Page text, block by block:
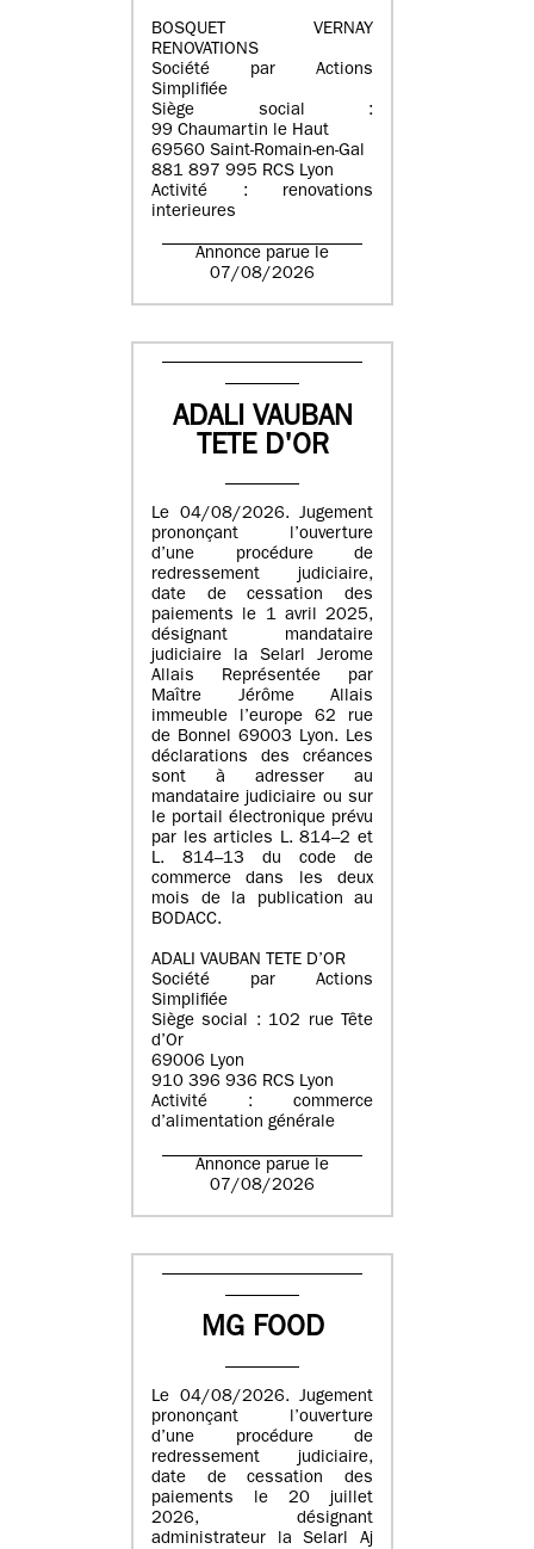
BOSQUET VERNAY
RENOVATIONS
Société par Actions
Simplifiée
Siège social :
99 Chaumartin le Haut
69560 Saint-Romain-en-Gal
881 897 995 RCS Lyon
Activité : renovations
interieures
Annonce parue le
07/08/2026
ADALI VAUBAN
TETE D'OR
Le 04/08/2026. Jugement
prononçant l’ouverture
d’une procédure de
redressement judiciaire,
date de cessation des
paiements le 1 avril 2025,
désignant mandataire
judiciaire la Selarl Jerome
Allais Représentée par
Maître Jérôme Allais
immeuble l’europe 62 rue
de Bonnel 69003 Lyon. Les
déclarations des créances
sont à adresser au
mandataire judiciaire ou sur
le portail électronique prévu
par les articles L. 814–2 et
L. 814–13 du code de
commerce dans les deux
mois de la publication au
BODACC.
ADALI VAUBAN TETE D’OR
Société par Actions
Simplifiée
Siège social : 102 rue Tête
d’Or
69006 Lyon
910 396 936 RCS Lyon
Activité : commerce
d’alimentation générale
Annonce parue le
07/08/2026
MG FOOD
Le 04/08/2026. Jugement
prononçant l’ouverture
d’une procédure de
redressement judiciaire,
date de cessation des
paiements le 20 juillet
2026, désignant
administrateur la Selarl Aj